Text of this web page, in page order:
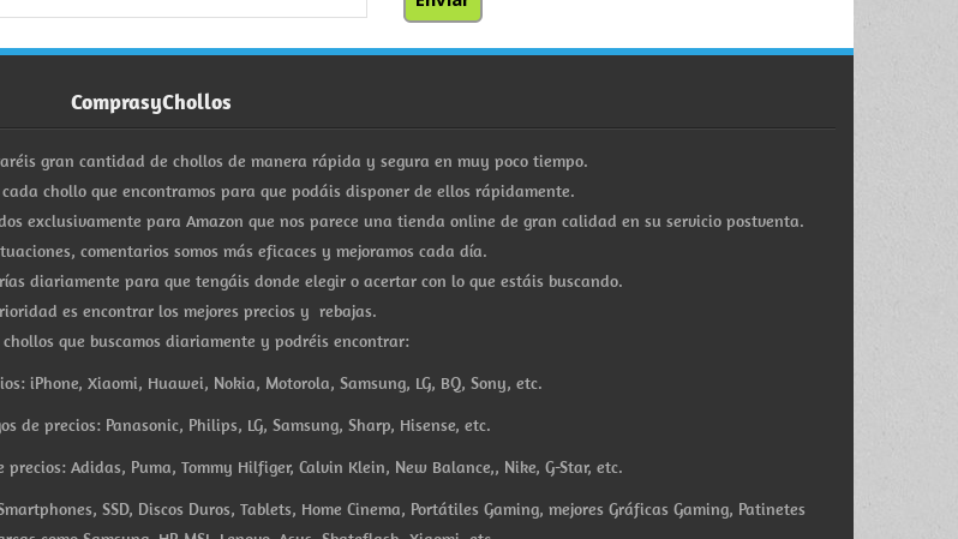
ComprasyChollos
gran cantidad de chollos de manera rápida y segura en muy poco tiempo.
chollo que encontramos para que podáis disponer de ellos rápidamente.
exclusivamente para Amazon que nos parece una tienda online de gran calidad en su servicio postventa.
comentarios somos más eficaces y mejoramos cada día.
diariamente para que tengáis donde elegir o acertar con lo que estáis buscando.
es encontrar los mejores precios y rebajas.
que buscamos diariamente y podréis encontrar:
iPhone, Xiaomi, Huawei, Nokia, Motorola, Samsung, LG, BQ, Sony, etc.
de precios: Panasonic, Philips, LG, Samsung, Sharp, Hisense, etc.
Adidas, Puma, Tommy Hilfiger, Calvin Klein, New Balance,, Nike, G-Star, etc.
SSD, Discos Duros, Tablets, Home Cinema, Portátiles Gaming, mejores Gráficas Gaming, Patinetes